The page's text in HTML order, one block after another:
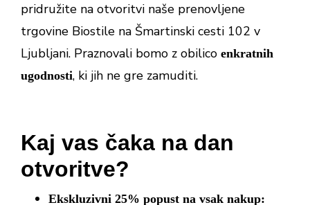
pridružite na otvoritvi naše prenovljene
trgovine Biostile na Šmartinski cesti 102 v
Ljubljani. Praznovali bomo z obilico enkratnih
ugodnosti, ki jih ne gre zamuditi.
Kaj vas čaka na dan
otvoritve?
Ekskluzivni 25% popust na vsak nakup: